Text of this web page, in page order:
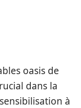
oasis de
dans la
à